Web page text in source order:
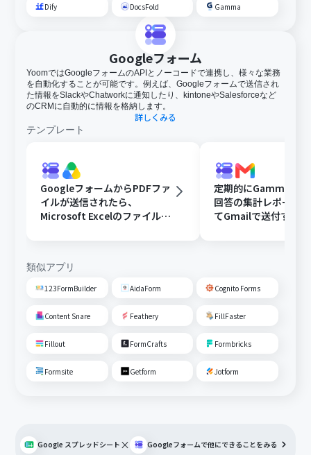
Dify DocsFold Gamma
Googleフォーム
YoomではGoogleフォームのAPIとノーコードで連携し、様々な業務
を自動化することが可能です。例えば、Googleフォームで送信され
た情報をSlackやChatworkに通知したり、kintoneやSalesforceなど
のCRMに自動的に情報を格納します。
詳しくみる
テンプレート
GoogleフォームからPDFファ
イルが送信されたら、
Microsoft Excelのファイルに
定期的にGammaで
回答の集計レポート
てGmailで送付する
類似アプリ
123FormBuilder AidaForm Cognito Forms
Content Snare Feathery FillFaster
Fillout FormCrafts Formbricks
Formsite Getform Jotform
Google スプレッドシート × Googleフォームで他にできることをみる